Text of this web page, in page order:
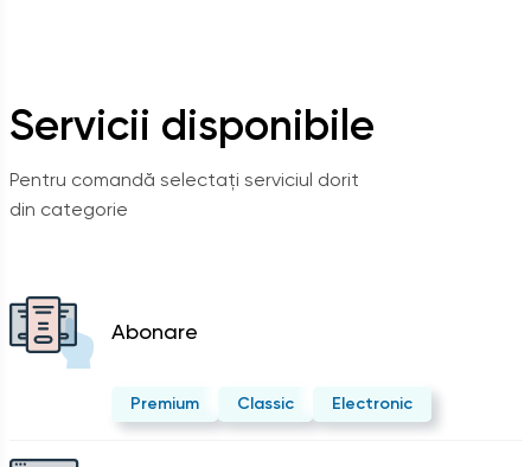
Servicii disponibile
Pentru comandă selectați serviciul dorit
din categorie
Abonare
Premium Classic Electronic